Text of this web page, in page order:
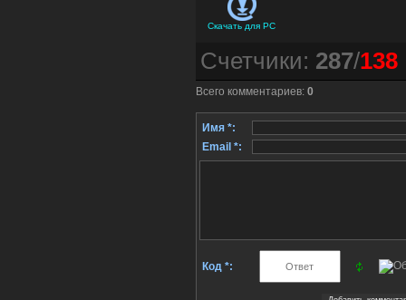
Скачать для PC
Счетчики: 287/138
Всего комментариев: 0
Имя *:
Email *:
Код *: